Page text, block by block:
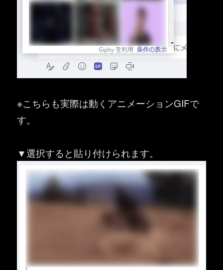
※こちらも実際は動くアニメーションGIFで
す。
▼選択すると貼り付けられます。